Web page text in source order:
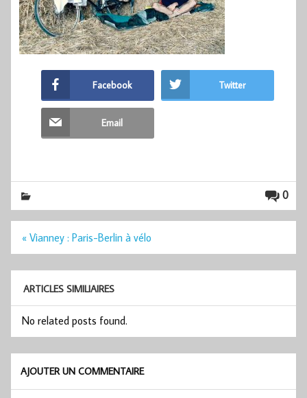
Facebook Twitter
Email
0
Navigation
« Vianney : Paris-Berlin à vélo
ARTICLES SIMILIAIRES
No related posts found.
AJOUTER UN COMMENTAIRE